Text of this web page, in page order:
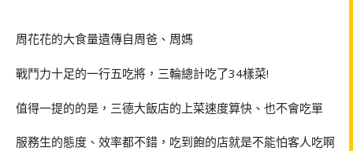
周花花的大食量遺傳自周爸、周媽
戰鬥力十足的一行五吃將，三輪總計吃了34樣菜!
值得一提的的是，三德大飯店的上菜速度算快、也不會吃單
服務生的態度、效率都不錯，吃到飽的店就是不能怕客人吃啊